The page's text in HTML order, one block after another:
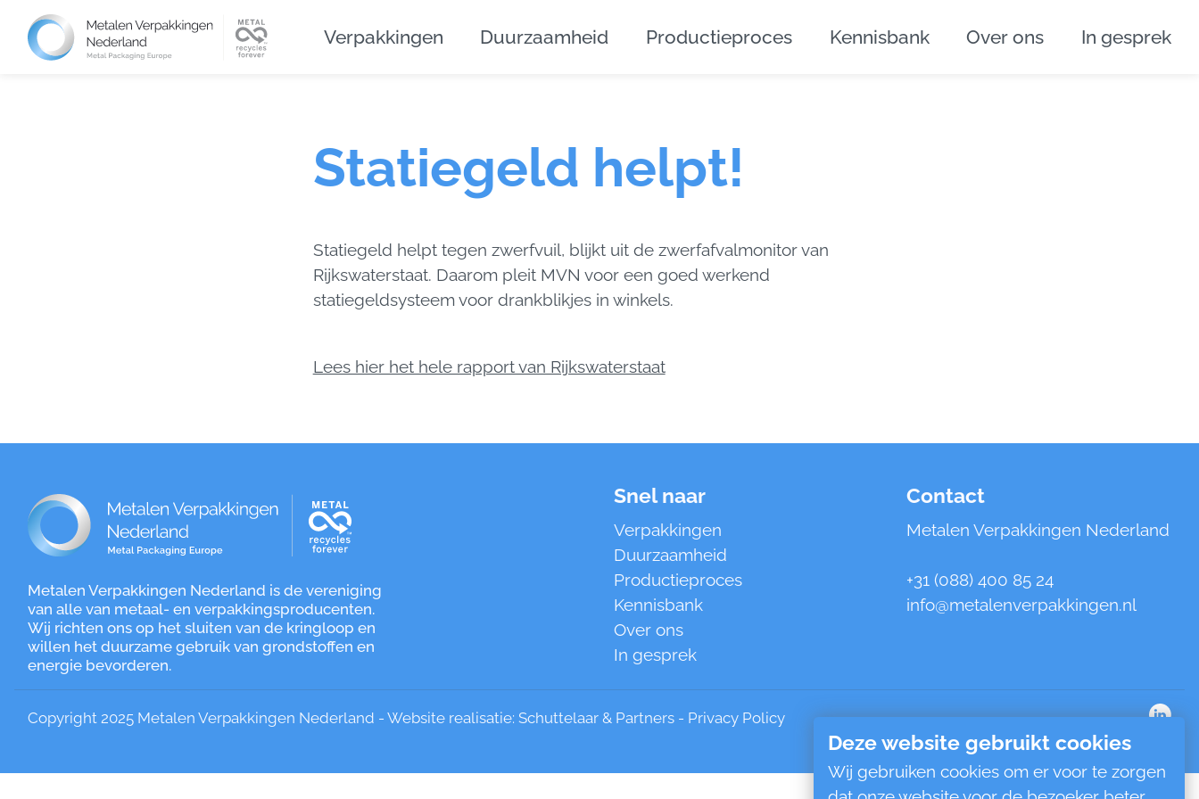
Verpakkingen Duurzaamheid Productieproces Kennisbank Over ons In gesprek
Statiegeld helpt!
Statiegeld helpt tegen zwerfvuil, blijkt uit de zwerfafvalmonitor van
Rijkswaterstaat. Daarom pleit MVN voor een goed werkend
statiegeldsysteem voor drankblikjes in winkels.
Lees hier het hele rapport van Rijkswaterstaat
Metalen Verpakkingen Nederland is de vereniging
van alle van metaal- en verpakkingsproducenten.
Wij richten ons op het sluiten van de kringloop en
willen het duurzame gebruik van grondstoffen en
energie bevorderen.
Snel naar
Verpakkingen
Duurzaamheid
Productieproces
Kennisbank
Over ons
In gesprek
Contact
Metalen Verpakkingen Nederland
+31 (088) 400 85 24
info@metalenverpakkingen.nl
Copyright 2025 Metalen Verpakkingen Nederland - Website realisatie:Schuttelaar & Partners - Privacy Policy
Deze website gebruikt cookies
Wij gebruiken cookies om er voor te zorgen